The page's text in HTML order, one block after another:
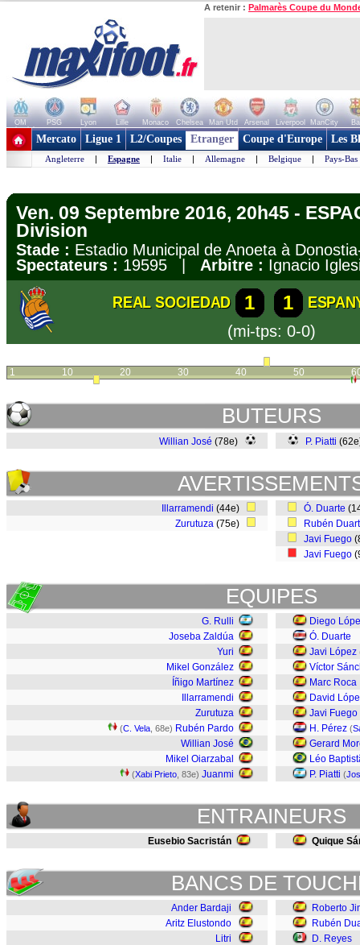
A retenir : Palmarès Coupe du
OM PSG Lyon Lille Monaco Chelsea Man Utd Arsenal Liverpool ManCity
+ de clubs
Mercato Ligue 1 L2/Coupes Etranger Coupe d'Europe Les
Angleterre | Espagne | Italie | Allemagne | Belgique | Pays-Bas
Ven. 09 Septembre 2016, 20h45 -
Division
Stade : Estadio Municipal de Anoeta à
Spectateurs : 19595 | Arbitre : Ignacio
REAL SOCIEDAD 1 1
(mi-tps: 0-0)
1 10 20 30 40 50
BUTEURS
Willian José (78e) P. Piatti
Illarramendi (44e)
Zurutuza (75e)
Ó. Duarte
Rubén
Javi Fuego
Javi Fuego
EQUIPES
G. Rulli
Joseba Zaldúa
Yuri
Mikel González
Íñigo Martínez
Illarramendi
Zurutuza
(C. Vela , 68e) Rubén Pardo
Willian José
Mikel Oiarzabal
(Xabi Prieto , 83e) Juanmi
Diego
Ó. Duarte
Javi López
Víctor
Marc Roca
David
Javi Fuego
H. Pérez (
Gerard
Léo
P. Piatti (
ENTRAINEURS
Eusebio Sacristán Quique
BANCS DE
Ander Bardaji
Aritz Elustondo
Litri
Roberto
Rubén
D. Reyes